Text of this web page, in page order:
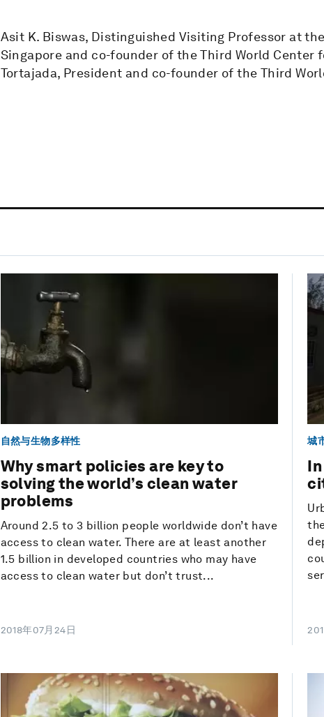
Asit K. Biswas, Distinguished Visiting Professor at
Singapore and co-founder of the Third World Center
Tortajada, President and co-founder of the Third
自然与生物多样性
Why smart policies are key to
solving the world’s clean water
problems
Around 2.5 to 3 billion people worldwide don’t have
access to clean water. There are at least another
1.5 billion in developed countries who may have
access to clean water but don’t trust...
2018年07月24日
城